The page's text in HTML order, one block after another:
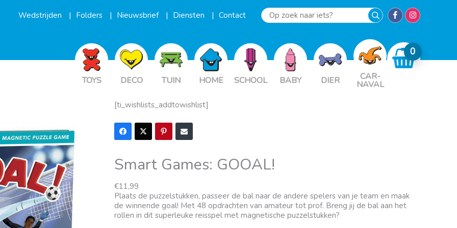
Wedstrijden Folders Nieuwsbrief Diensten Contact
Op
iets?
TOYS DECO TUIN HOME SCHOOL BABY DIER CAR-
NAVAL
[ti_wishlists_addtowishlist]
Smart Games: GOOAL!
€11,99
Plaats de puzzelstukken, passeer de bal naar de andere spelers van je team en maak
de winnende goal! Met 48 opdrachten van amateur tot prof. Breng jij de bal aan het
rollen in dit superleuke reisspel met magnetische puzzelstukken?